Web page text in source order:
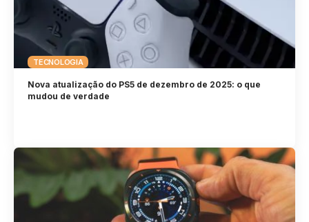
TECNOLOGIA
Nova atualização do PS5 de dezembro de 2025: o que
mudou de verdade